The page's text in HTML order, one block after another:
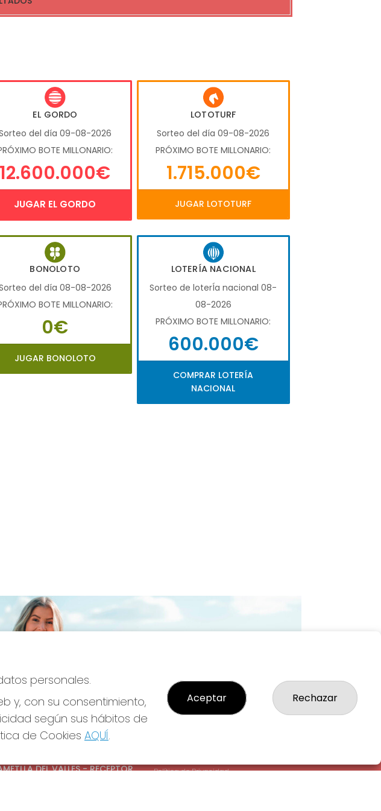
EL GORDO
del día 09-08-2026
BOTE MILLONARIO:
12.600.000€
JUGAR EL GORDO
LOTOTURF
Sorteo del día 09-08-2026
PRÓXIMO BOTE MILLONARIO:
1.715.000€
JUGAR LOTOTURF
BONOLOTO
del día 08-08-2026
BOTE MILLONARIO:
0€
JUGAR BONOLOTO
LOTERÍA NACIONAL
Sorteo de loterÍa nacional 08-
08-2026
PRÓXIMO BOTE MILLONARIO:
600.000€
COMPRAR LOTERÍA
NACIONAL
DEL VALLES - RECEPTOR
Política de Privacidad
personales.
y, con su consentimiento,
según sus hábitos de
de Cookies AQUÍ.
Aceptar Rechazar